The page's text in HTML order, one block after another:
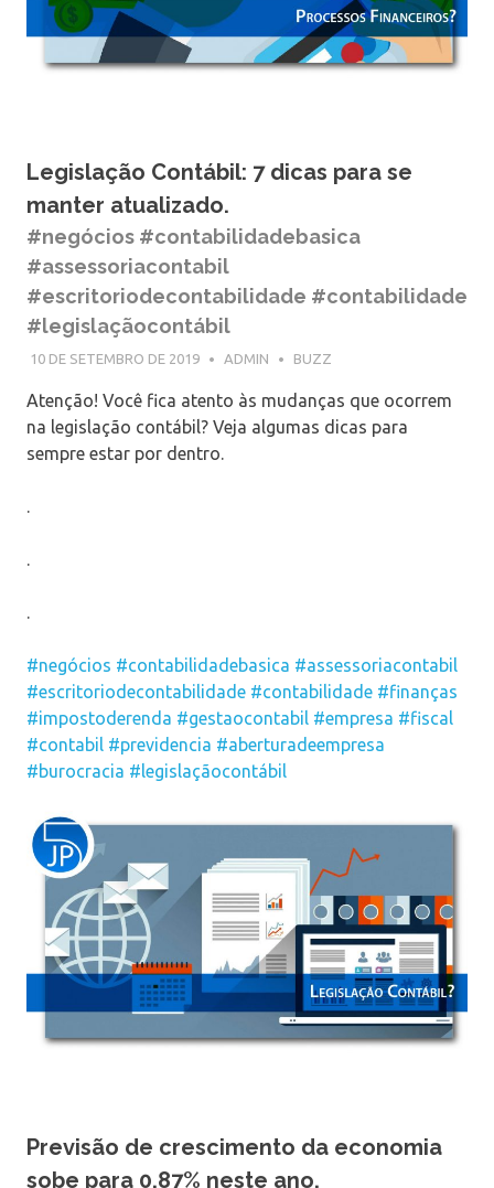
Legislação Contábil: 7 dicas para se
manter atualizado.
#negócios #contabilidadebasica
#assessoriacontabil
#escritoriodecontabilidade #contabilidade
#legislaçãocontábil
10 DE SETEMBRO DE 2019 ADMIN BUZZ
Atenção! Você fica atento às mudanças que ocorrem
na legislação contábil? Veja algumas dicas para
sempre estar por dentro.
.
.
.
#negócios #contabilidadebasica #assessoriacontabil
#escritoriodecontabilidade #contabilidade #finanças
#impostoderenda #gestaocontabil #empresa #fiscal
#contabil #previdencia #aberturadeempresa
#burocracia #legislaçãocontábil
Previsão de crescimento da economia
sobe para 0,87% neste ano.